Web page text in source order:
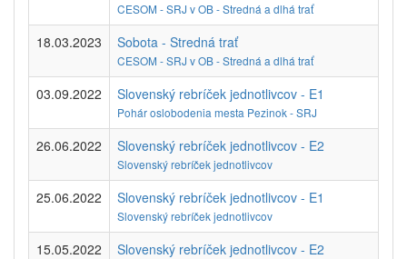
CESOM - SRJ v OB - Stredná a dlhá trať
18.03.2023 Sobota - Stredná trať
CESOM - SRJ v OB - Stredná a dlhá trať
03.09.2022 Slovenský rebríček jednotlivcov - E1
Pohár oslobodenia mesta Pezinok - SRJ
26.06.2022 Slovenský rebríček jednotlivcov - E2
Slovenský rebríček jednotlivcov
25.06.2022 Slovenský rebríček jednotlivcov - E1
Slovenský rebríček jednotlivcov
15.05.2022 Slovenský rebríček jednotlivcov - E2